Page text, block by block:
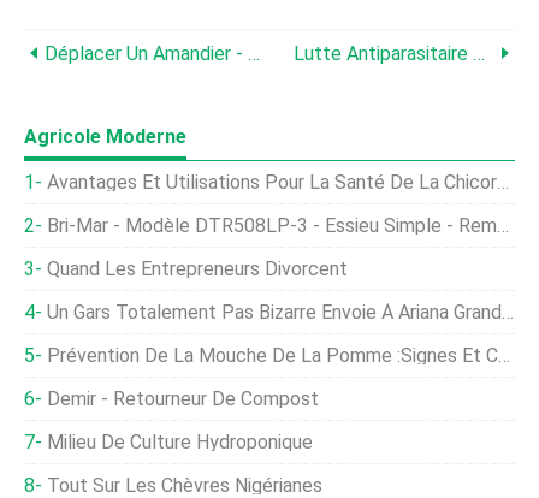
Déplacer Un Amandier - Comment Transplanter Des Amandiers Lutte Antiparasitaire Des Amandiers - Reconnaître Les Symptômes Des Ravageurs Des Amandiers
Agricole Moderne
Avantages Et Utilisations Pour La Santé De La Chicorée
Bri-Mar - Modèle DTR508LP-3 - Essieu Simple - Remorque À Benne Basculante
Quand Les Entrepreneurs Divorcent
Un Gars Totalement Pas Bizarre Envoie À Ariana Grande Une Citrouille De 43 Livres
Prévention De La Mouche De La Pomme :signes Et Contrôle De La Mouche De La Pomme
Demir - Retourneur De Compost
Milieu De Culture Hydroponique
Tout Sur Les Chèvres Nigérianes